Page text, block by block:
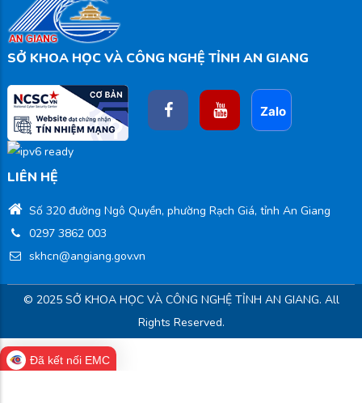
SỞ KHOA HỌC VÀ CÔNG NGHỆ TỈNH AN GIANG
LIÊN HỆ
Số 320 đường Ngô Quyền, phường Rạch Giá, tỉnh An Giang
0297 3862 003
skhcn@angiang.gov.vn
© 2025 SỞ KHOA HỌC VÀ CÔNG NGHỆ TỈNH AN GIANG. All
Rights Reserved.
Đã kết nối EMC